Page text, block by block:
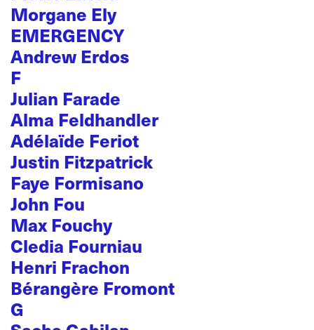
Morgane Ely
EMERGENCY
Andrew Erdos
F
Julian Farade
Alma Feldhandler
Adélaïde Feriot
Justin Fitzpatrick
Faye Formisano
John Fou
Max Fouchy
Cledia Fourniau
Henri Frachon
Bérangère Fromont
G